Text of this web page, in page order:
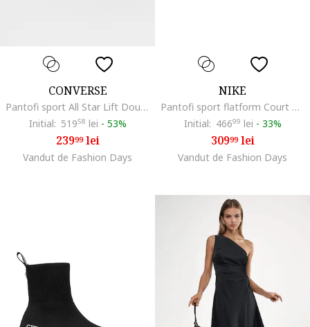
CONVERSE
Pantofi sport All Star Lift Double cu platforma, Alb/Negru
Initial: 51958 lei - 53%
23999lei
Vandut de Fashion Days
NIKE
Pantofi sport flatform Court Vision Alta din piele si piele ecologica, Alb
Initial: 46699 lei - 33%
30999lei
Vandut de Fashion Days